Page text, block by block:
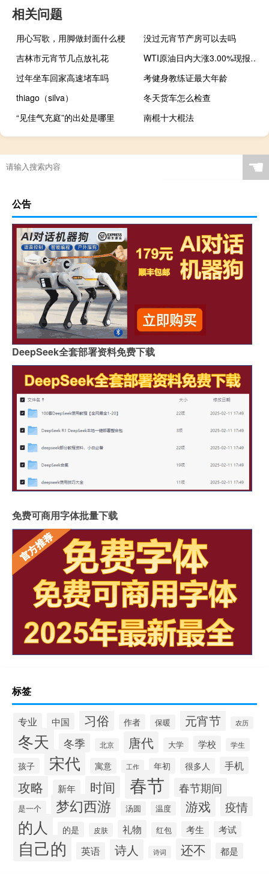
相关问题
用心写歌，用脚做封面什么梗
没过元宵节产房可以去吗
吉林市元宵节几点放礼花
WTI原油日内大涨3.00%现报92.74美元/桶；布伦特原油日内涨幅扩大至2.00%现报94.38美元/桶
过年坐车回家高速堵车吗
考健身教练证最大年龄
thiago（silva）
冬天货车怎么检查
“见佳气充庭”的出处是哪里
南棍十大棍法
☚
公告
DeepSeek全套部署资料免费下载
免费可商用字体批量下载
标签
专业 中国 习俗 作者 保暖 元宵节 农历
冬天 冬季 北京 唐代 大学 学校 学生
孩子 宋代 寓意 工作 年初 很多人 手机
攻略 新年 时间 春节 春节期间
是一个 梦幻西游 汤圆 温度 游戏 疫情
的人 的是 皮肤 礼物 红包 考生 考试
自己的 英语 诗人 诗词 还不 都是